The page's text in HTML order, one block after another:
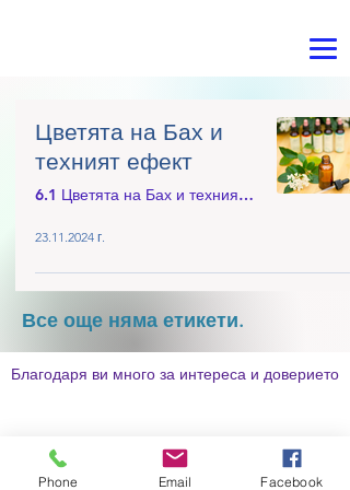
Цветята на Бах и
техният ефект
6.1 Цветята на Бах и техният ефект
23.11.2024 г.
Все още няма етикети.
Благодаря ви много за интереса и доверието
Phone Email Facebook